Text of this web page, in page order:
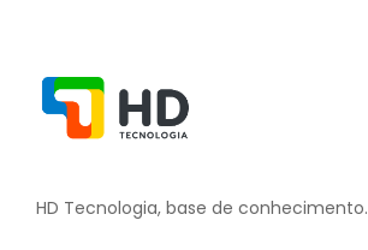
HD Tecnologia, base de conhecimento.